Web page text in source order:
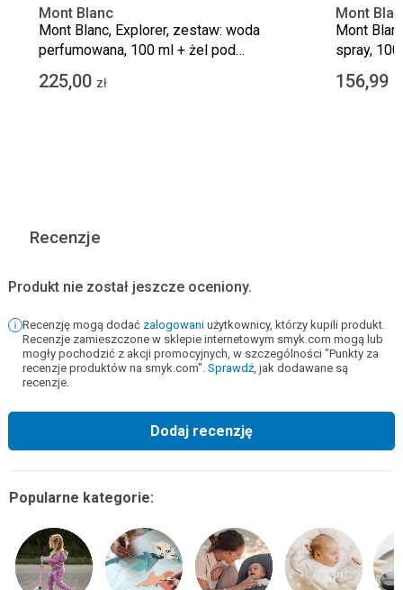
Mont Blanc
Mont Blanc, Explorer, zestaw: woda
perfumowana, 100 ml + żel pod
prysznic, 100 ml + woda
perfumowana, 7.5 ml
225,00 zł
Mont
Mont
spray,
156,99
Recenzje
Produkt nie został jeszcze oceniony.
Recenzję mogą dodać zalogowani użytkownicy, którzy kupili produkt.
Recenzje zamieszczone w sklepie internetowym smyk.com mogą lub
mogły pochodzić z akcji promocyjnych, w szczególności "Punkty za
recenzje produktów na smyk.com". Sprawdź, jak dodawane są
recenzje.
Dodaj recenzję
Popularne kategorie: